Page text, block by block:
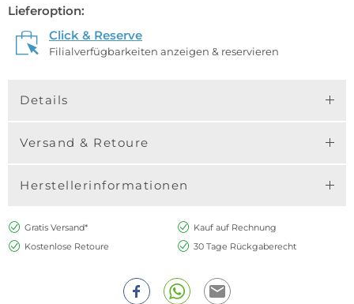
Lieferoption:
Click & Reserve
Filialverfügbarkeiten anzeigen & reservieren
Details
Versand & Retoure
Herstellerinformationen
Gratis Versand*
Kauf auf Rechnung
Kostenlose Retoure
30 Tage Rückgaberecht